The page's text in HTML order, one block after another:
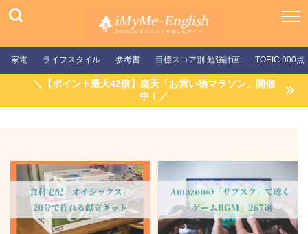
家電 ライフスタイル 参考書 目標スコア別 勉強計画 TOEIC 900点
＼【ポイント最大42倍】楽天「お買い物マラソン」開催
中！／